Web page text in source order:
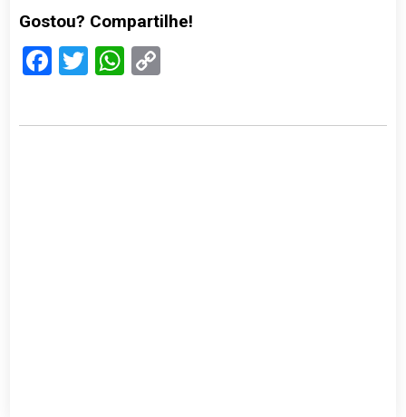
Gostou? Compartilhe!
Facebook
TwitterWhatsApp